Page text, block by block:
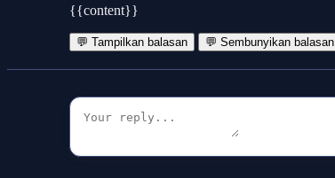
{{content}}
💬 Tampilkan balasan 💬 Sembunyikan balasan